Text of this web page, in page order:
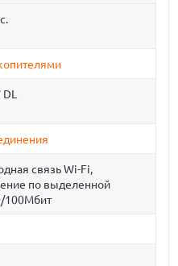
DL
связь Wi-Fi,
по выделенной
100Мбит